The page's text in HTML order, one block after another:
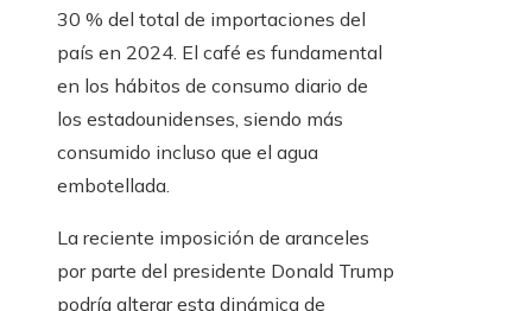
30 % del total de importaciones del
país en 2024. El café es fundamental
en los hábitos de consumo diario de
los estadounidenses, siendo más
consumido incluso que el agua
embotellada.
La reciente imposición de aranceles
por parte del presidente Donald Trump
podría alterar esta dinámica de